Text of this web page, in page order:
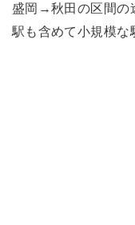
盛岡→秋田の区間の
駅も含めて小規模な